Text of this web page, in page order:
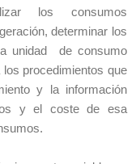
los consumos
determinar los
unidad de consumo
procedimientos que
y la información
y el coste de esa